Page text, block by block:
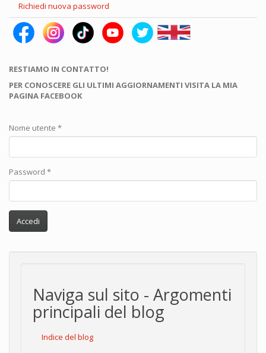
Richiedi nuova password
RESTIAMO IN CONTATTO!
PER CONOSCERE GLI ULTIMI AGGIORNAMENTI VISITA LA MIA
PAGINA FACEBOOK
Nome utente *
Password *
Accedi
Naviga sul sito - Argomenti
principali del blog
Indice del blog